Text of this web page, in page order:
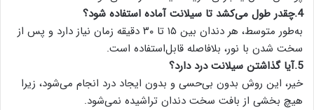
4. چقدر طول می‌کشد تا سیلانت آماده استفاده شود؟
به‌طور متوسط، هر دندان بین ۱۵ تا ۳۰ دقیقه زمان نیاز دارد و پس از
سخت شدن با نور، بلافاصله قابل‌استفاده است.
5. آیا گذاشتن سیلانت درد دارد؟
خیر، این روش بدون بی‌حسی و بدون ایجاد درد انجام می‌شود، زیرا
هیچ بخشی از بافت سخت دندان تراشیده نمی‌شود.